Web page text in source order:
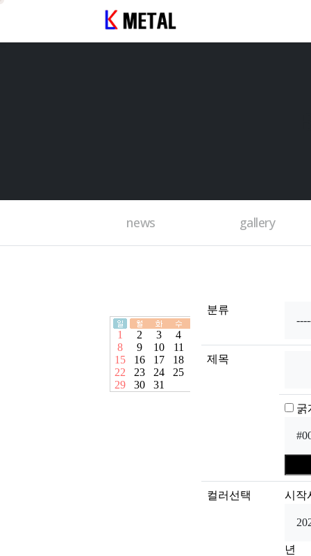
news gallery
분류
제목
컬러선택 시작
년